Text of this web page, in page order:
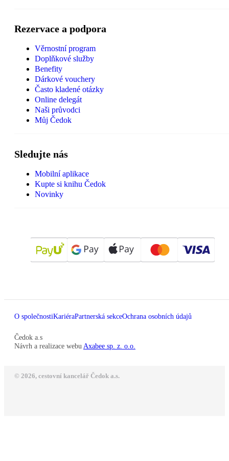
Rezervace a podpora
Věrnostní program
Doplňkové služby
Benefity
Dárkové vouchery
Často kladené otázky
Online delegát
Naši průvodci
Můj Čedok
Sledujte nás
Mobilní aplikace
Kupte si knihu Čedok
Novinky
O společnostiKariéraPartnerská sekceOchrana osobních údajů
Čedok a.s
Návrh a realizace webu Axabee sp. z. o.o.
© 2026, cestovní kancelář Čedok a.s.